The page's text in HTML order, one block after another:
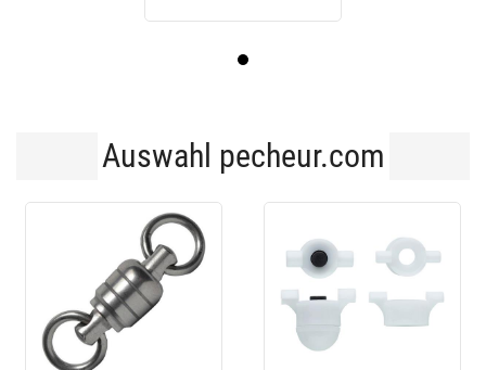
Auswahl pecheur.com